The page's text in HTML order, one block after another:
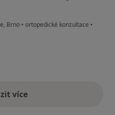
Brno • ortopedické konzultace •
více
výše uvedené názory